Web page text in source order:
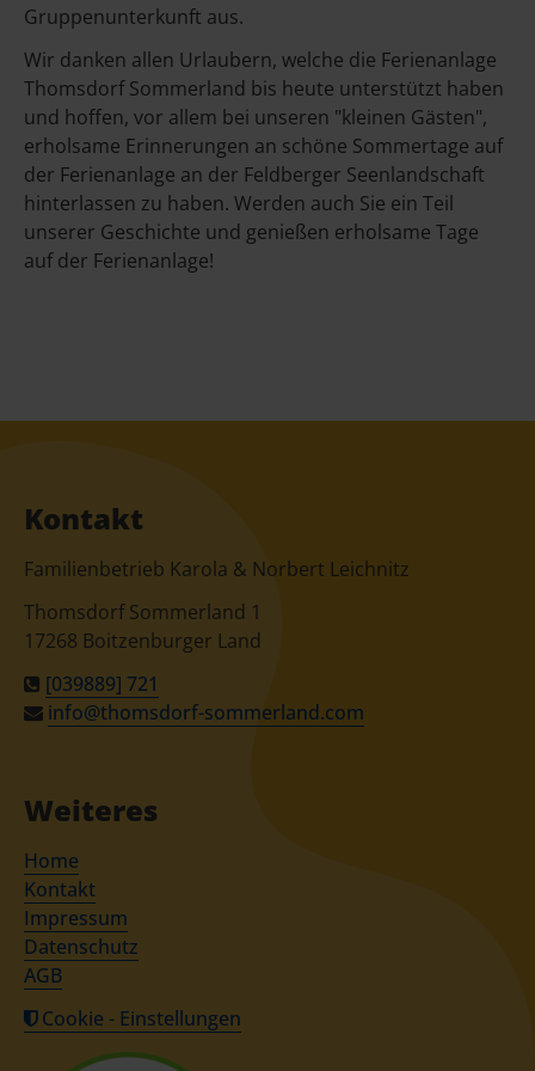
Gruppenunterkunft aus.
Wir danken allen Urlaubern, welche die Ferienanlage
Thomsdorf Sommerland bis heute unterstützt haben
und hoffen, vor allem bei unseren "kleinen Gästen",
erholsame Erinnerungen an schöne Sommertage auf
der Ferienanlage an der Feldberger Seenlandschaft
hinterlassen zu haben. Werden auch Sie ein Teil
unserer Geschichte und genießen erholsame Tage
auf der Ferienanlage!
Kontakt
Familienbetrieb Karola & Norbert Leichnitz
Thomsdorf Sommerland 1
17268 Boitzenburger Land
[039889] 721
info@thomsdorf-sommerland.com
Weiteres
Navigation
überspringen
Home
Kontakt
Impressum
Datenschutz
AGB
Cookie - Einstellungen